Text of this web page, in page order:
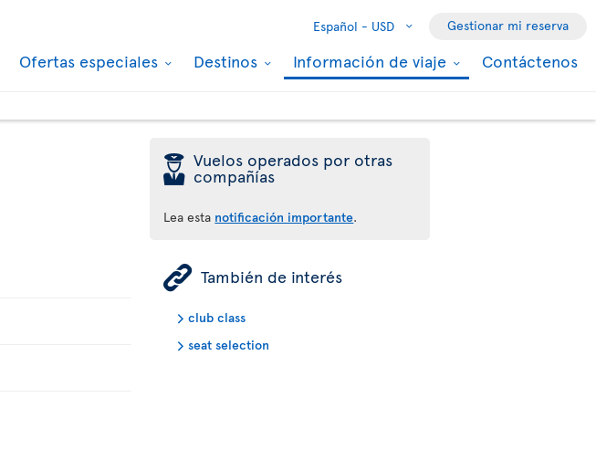
Español - USD Gestionar mi reserva
Ofertas especiales Destinos Información de viaje Contáctenos
þ Vuelos operados por otras
compañías
Lea esta notificación importante.
ÿ También de interés
club class
seat selection